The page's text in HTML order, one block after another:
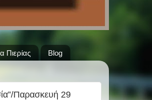
Πιερίας Blog
Παρασκευή 29